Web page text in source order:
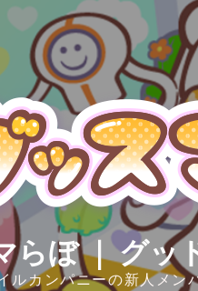
らぼ ｜ グッ
ルカンパニーの新人メン